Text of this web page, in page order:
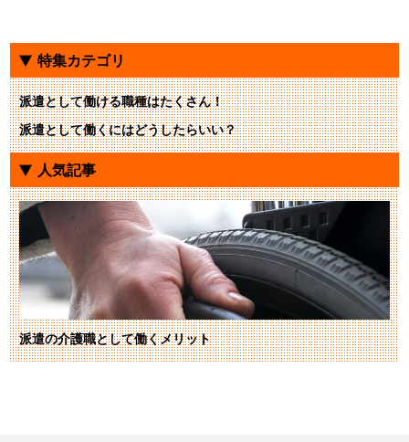
特集カテゴリ
派遣として働ける職種はたくさん！
派遣として働くにはどうしたらいい？
人気記事
派遣の介護職として働くメリット